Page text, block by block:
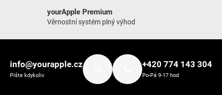
yourApple Premium
Věrnostní systém plný výhod
info@yourapple.cz
Pište kdykoliv
+420 774 143 304
Po-Pá 9-17 hod